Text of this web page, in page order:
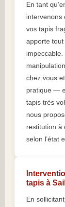
En tant
intervenons
vos tapis
apporte
chez vous
pratique —
tapis très
nous
restitution à
selon l’état
tapis à
En